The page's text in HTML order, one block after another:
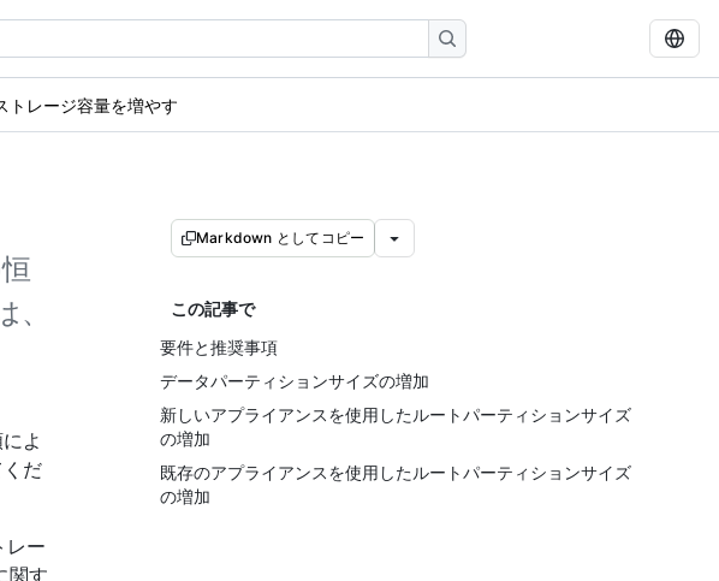
トレージ容量を増やす
Markdown としてコピー
この記事で
要件と推奨事項
データパーティションサイズの増加
新しいアプライアンスを使用したルートパーティションサイズ
の増加
既存のアプライアンスを使用したルートパーティションサイズ
の増加
よ
だ
レー
関す